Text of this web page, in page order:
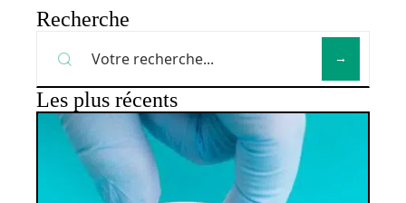
Recherche
Les plus récents